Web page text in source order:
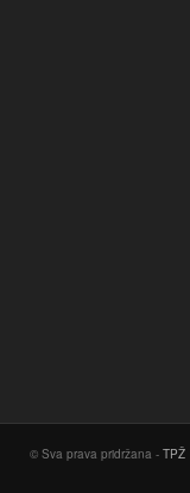
© Sva prava pridržana - TPŽ